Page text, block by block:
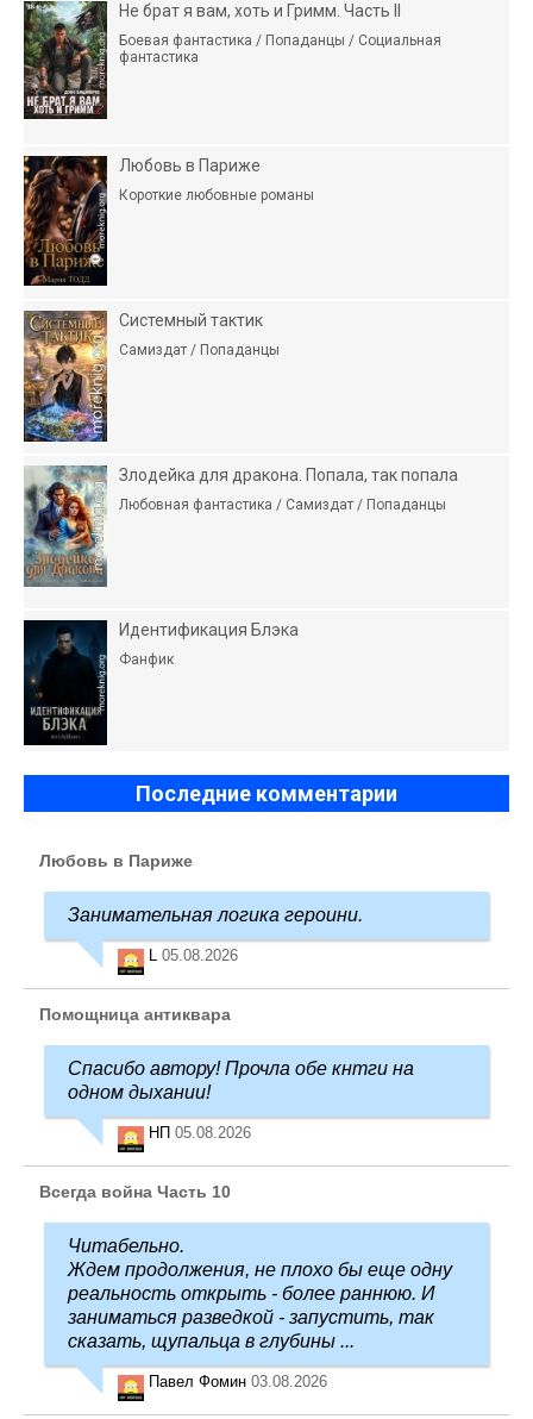
Не брат я вам, хоть и Гримм. Часть II
Боевая фантастика / Попаданцы / Социальная
фантастика
Любовь в Париже
Короткие любовные романы
Системный тактик
Самиздат / Попаданцы
Злодейка для дракона. Попала, так попала
Любовная фантастика / Самиздат / Попаданцы
Идентификация Блэка
Фанфик
Последние комментарии
Любовь в Париже
Занимательная логика героини.
L 05.08.2026
Помощница антиквара
Спасибо автору! Прочла обе кнтги на
одном дыхании!
НП 05.08.2026
Всегда война Часть 10
Читабельно.
Ждем продолжения, не плохо бы еще одну
реальность открыть - более раннюю. И
заниматься разведкой - запустить, так
сказать, щупальца в глубины ...
Павел Фомин 03.08.2026